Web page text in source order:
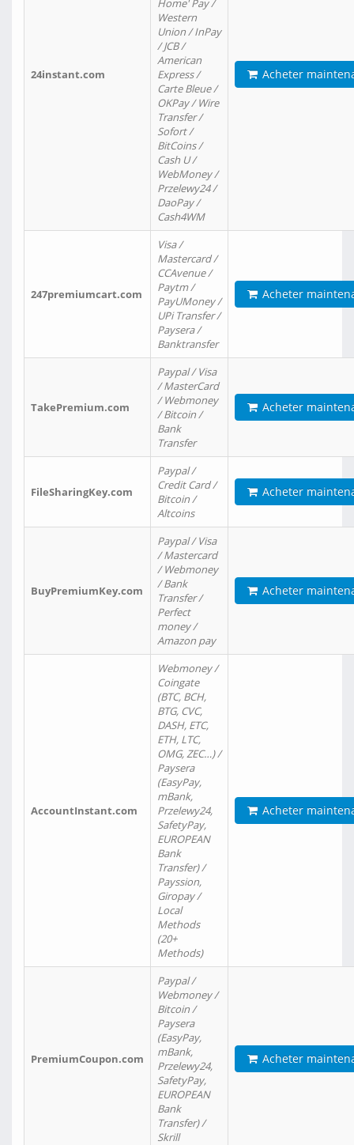
24instant.com
Home' Pay /
Western
Union / InPay
/ JCB /
American
Express /
Carte Bleue /
OKPay / Wire
Transfer /
Sofort /
BitCoins /
Cash U /
WebMoney /
Przelewy24 /
DaoPay /
Cash4WM
Acheter
247premiumcart.com
Visa /
Mastercard /
CCAvenue /
Paytm /
PayUMoney /
UPi Transfer /
Paysera /
Banktransfer
Acheter
TakePremium.com
Paypal / Visa
/ MasterCard
/ Webmoney
/ Bitcoin /
Bank
Transfer
Acheter
FileSharingKey.com
Paypal /
Credit Card /
Bitcoin /
Altcoins
Acheter
BuyPremiumKey.com
Paypal / Visa
/ Mastercard
/ Webmoney
/ Bank
Transfer /
Perfect
money /
Amazon pay
Acheter
AccountInstant.com
Webmoney /
Coingate
(BTC, BCH,
BTG, CVC,
DASH, ETC,
ETH, LTC,
OMG, ZEC…) /
Paysera
(EasyPay,
mBank,
Przelewy24,
SafetyPay,
EUROPEAN
Bank
Transfer) /
Payssion,
Giropay /
Local
Methods
(20+
Methods)
Acheter
PremiumCoupon.com
Paypal /
Webmoney /
Bitcoin /
Paysera
(EasyPay,
mBank,
Przelewy24,
SafetyPay,
EUROPEAN
Bank
Transfer) /
Skrill
Acheter